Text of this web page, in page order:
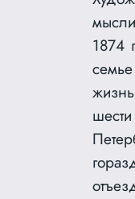
1874